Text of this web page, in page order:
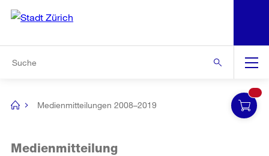
Navigation
[no
Medienmitteilungen 2008–2019
Medienmitteilung